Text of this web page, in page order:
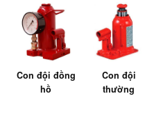
Con đội đồng
hồ
Con đội
thường